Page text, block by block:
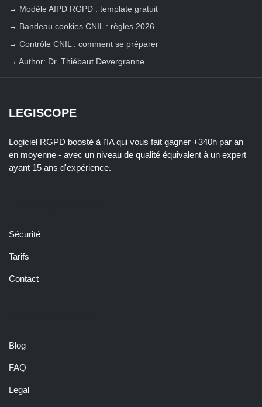
→ Modèle AIPD RGPD : template gratuit
→ Bandeau cookies CNIL : règles 2026
→ Contrôle CNIL : comment se préparer
→ Author: Dr. Thiébaut Devergranne
LEGISCOPE
Logiciel RGPD boosté à l'IA qui vous fait gagner +340h par an
en moyenne - avec un niveau de qualité équivalent à un expert
ayant 15 ans d'expérience.
Sécurité
Tarifs
Contact
Blog
FAQ
Legal